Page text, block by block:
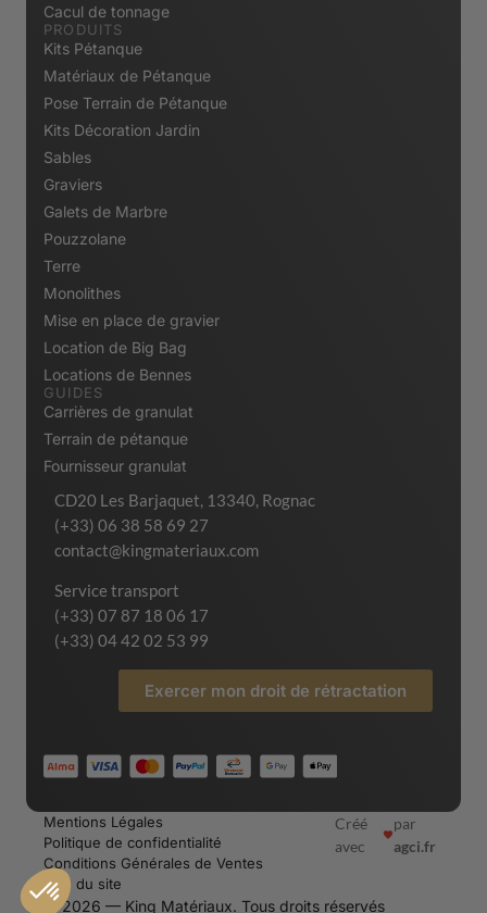
Cacul de tonnage
PRODUITS
Kits Pétanque
Matériaux de Pétanque
Pose Terrain de Pétanque
Kits Décoration Jardin
Sables
Graviers
Galets de Marbre
Pouzzolane
Terre
Monolithes
Mise en place de gravier
Location de Big Bag
Locations de Bennes
GUIDES
Carrières de granulat
Terrain de pétanque
Fournisseur granulat
CD20 Les Barjaquet, 13340, Rognac
(+33) 06 38 58 69 27
contact@kingmateriaux.com
Service transport
(+33) 07 87 18 06 17
(+33) 04 42 02 53 99
Exercer mon droit de rétractation
© 2026 — King Matériaux. Tous droits réservés
Mentions Légales
Politique de confidentialité
Conditions Générales de Ventes
Plan du site
Créé
avec
par
agci.fr